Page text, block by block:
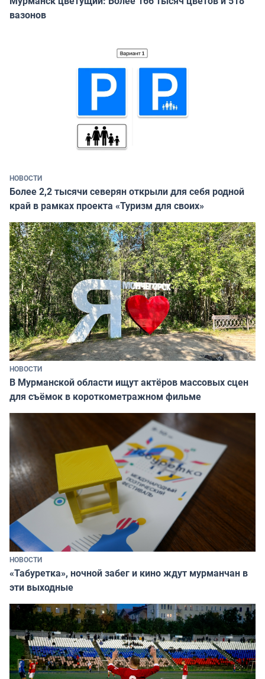
вазонов
НОВОСТИ
Более 2,2 тысячи северян открыли для себя родной
край в рамках проекта «Туризм для своих»
НОВОСТИ
В Мурманской области ищут актёров массовых сцен
для съёмок в короткометражном фильме
НОВОСТИ
«Табуретка», ночной забег и кино ждут мурманчан в
эти выходные